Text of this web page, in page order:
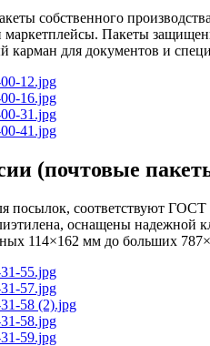
собственного
маркетплейсы. Пакеты
карман для документов и
(почтовые
посылок, соответствуют
оснащены надежной
114×162 мм до больших